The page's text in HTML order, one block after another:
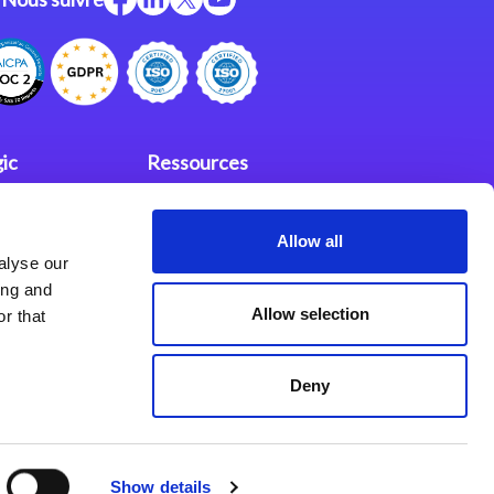
our
and
that
Show details
Allow all
Allow selection
Deny
Ressources
Support
Partenaires